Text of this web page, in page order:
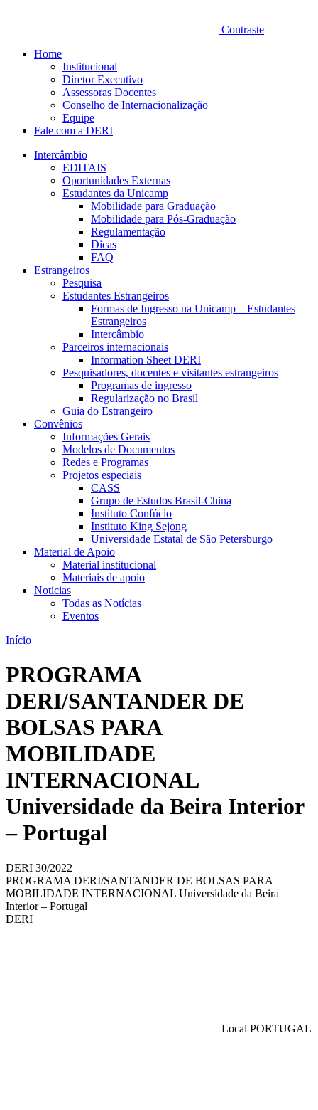
Contraste
Home
Institucional
Diretor Executivo
Assessoras Docentes
Conselho de Internacionalização
Equipe
Fale com a DERI
Intercâmbio
EDITAIS
Oportunidades Externas
Estudantes da Unicamp
Mobilidade para Graduação
Mobilidade para Pós-Graduação
Regulamentação
Dicas
FAQ
Estrangeiros
Pesquisa
Estudantes Estrangeiros
Formas de Ingresso na Unicamp – Estudantes
Estrangeiros
Intercâmbio
Parceiros internacionais
Information Sheet DERI
Pesquisadores, docentes e visitantes estrangeiros
Programas de ingresso
Regularização no Brasil
Guia do Estrangeiro
Convênios
Informações Gerais
Modelos de Documentos
Redes e Programas
Projetos especiais
CASS
Grupo de Estudos Brasil-China
Instituto Confúcio
Instituto King Sejong
Universidade Estatal de São Petersburgo
Material de Apoio
Material institucional
Materiais de apoio
Notícias
Todas as Notícias
Eventos
Início
PROGRAMA
DERI/SANTANDER DE
BOLSAS PARA
MOBILIDADE
INTERNACIONAL
Universidade da Beira Interior
– Portugal
DERI 30/2022
PROGRAMA DERI/SANTANDER DE BOLSAS PARA
MOBILIDADE INTERNACIONAL Universidade da Beira
Interior – Portugal
DERI
Local PORTUGAL